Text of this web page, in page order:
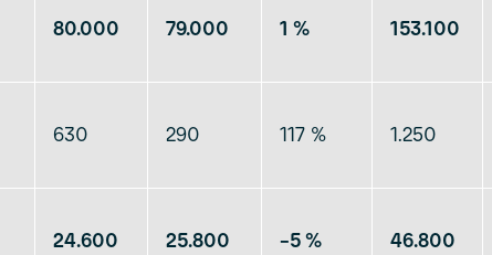
80.000 79.000 1 % 153.100
630 290 117 % 1.250
24.600 25.800 –5 % 46.800